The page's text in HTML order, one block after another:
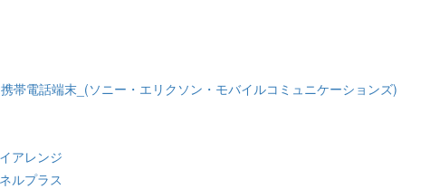
帯電話端末_(ソニー・エリクソン・モバイルコミュニケーションズ)
アレンジ
ルプラス